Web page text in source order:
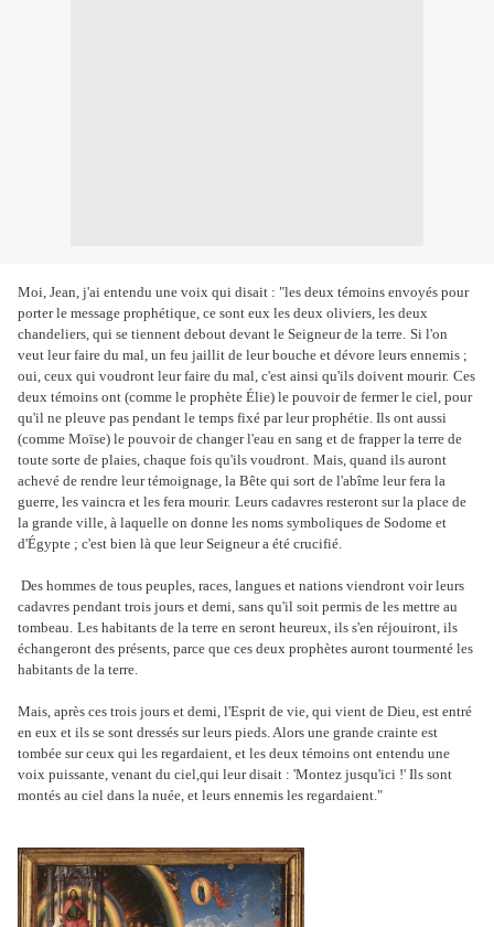
Moi, Jean, j'ai entendu une voix qui disait : "les deux témoins envoyés pour
porter le message prophétique, ce sont eux les deux oliviers, les deux
chandeliers, qui se tiennent debout devant le Seigneur de la terre. Si l'on
veut leur faire du mal, un feu jaillit de leur bouche et dévore leurs ennemis ;
oui, ceux qui voudront leur faire du mal, c'est ainsi qu'ils doivent mourir. Ces
deux témoins ont (comme le prophète Élie) le pouvoir de fermer le ciel, pour
qu'il ne pleuve pas pendant le temps fixé par leur prophétie. Ils ont aussi
(comme Moïse) le pouvoir de changer l'eau en sang et de frapper la terre de
toute sorte de plaies, chaque fois qu'ils voudront. Mais, quand ils auront
achevé de rendre leur témoignage, la Bête qui sort de l'abîme leur fera la
guerre, les vaincra et les fera mourir. Leurs cadavres resteront sur la place de
la grande ville, à laquelle on donne les noms symboliques de Sodome et
d'Égypte ; c'est bien là que leur Seigneur a été crucifié.
Des hommes de tous peuples, races, langues et nations viendront voir leurs
cadavres pendant trois jours et demi, sans qu'il soit permis de les mettre au
tombeau. Les habitants de la terre en seront heureux, ils s'en réjouiront, ils
échangeront des présents, parce que ces deux prophètes auront tourmenté les
habitants de la terre.
Mais, après ces trois jours et demi, l'Esprit de vie, qui vient de Dieu, est entré
en eux et ils se sont dressés sur leurs pieds. Alors une grande crainte est
tombée sur ceux qui les regardaient, et les deux témoins ont entendu une
voix puissante, venant du ciel,qui leur disait : 'Montez jusqu'ici !' Ils sont
montés au ciel dans la nuée, et leurs ennemis les regardaient."